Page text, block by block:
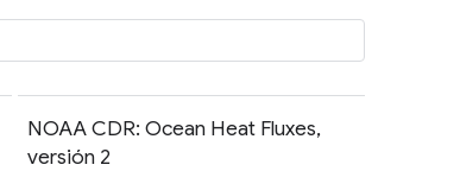
NOAA CDR: Ocean Heat Fluxes,
versión 2